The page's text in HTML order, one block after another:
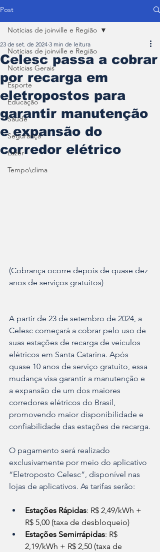
Post
Notícias de joinville e Região
Notícias Gerais
Esporte
Educação
Saúde
Segurança
Lazer
Tempo\clima
Notícias de joinville e Região
Celesc passa a cobrar
por recarga em
eletropostos para
garantir manutenção
e expansão do
corredor elétrico
23 de set. de 2024 3 min de leitura
(Cobrança ocorre depois de quase dez
anos de serviços gratuitos)
A partir de 23 de setembro de 2024, a
Celesc começará a cobrar pelo uso de
suas estações de recarga de veículos
elétricos em Santa Catarina. Após
quase 10 anos de serviço gratuito, essa
mudança visa garantir a manutenção e
a expansão de um dos maiores
corredores elétricos do Brasil,
promovendo maior disponibilidade e
confiabilidade das estações de recarga.
O pagamento será realizado
exclusivamente por meio do aplicativo
“Eletroposto Celesc”, disponível nas
lojas de aplicativos. As tarifas serão:
Estações Rápidas: R$ 2,49/kWh +
R$ 5,00 (taxa de desbloqueio)
Estações Semirrápidas: R$
2,19/kWh + R$ 2,50 (taxa de